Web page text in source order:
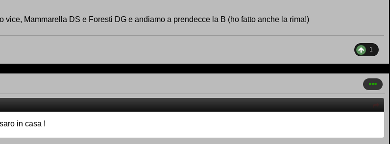
vice, Mammarella DS e Foresti DG e andiamo a prendecce la B (ho fatto anche la rima!)
1
in casa !